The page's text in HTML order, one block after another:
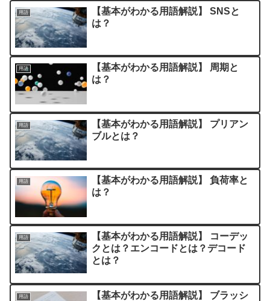
用語
【基本がわかる用語解説】 SNSと
は？
用語
【基本がわかる用語解説】 周期と
は？
用語
【基本がわかる用語解説】 プリアン
ブルとは？
用語
【基本がわかる用語解説】 負荷率と
は？
用語
【基本がわかる用語解説】 コーデッ
クとは？エンコードとは？デコード
とは？
用語
【基本がわかる用語解説】 ブラッシ